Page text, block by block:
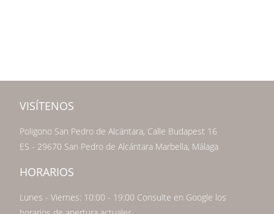
VISÍTENOS
Poligono San Pedro de Alcántara, Calle Budapest 16
ES - 29670 San Pedro de Alcántara Marbella, Málaga
HORARIOS
Lunes - Viernes: 10:00 - 19:00 Consulte en Google los